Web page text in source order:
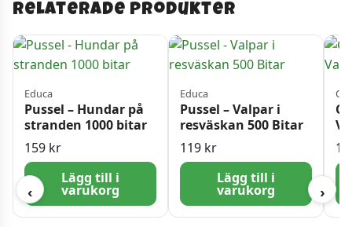
Relaterade produkter
‹
Educa
Pussel – Hundar på
stranden 1000 bitar
159 kr
Lägg till i
varukorg
Educa
Pussel – Valpar i
resväskan 500 Bitar
119 kr
Lägg till i
varukorg ›